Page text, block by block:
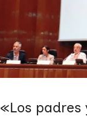
«Los padres